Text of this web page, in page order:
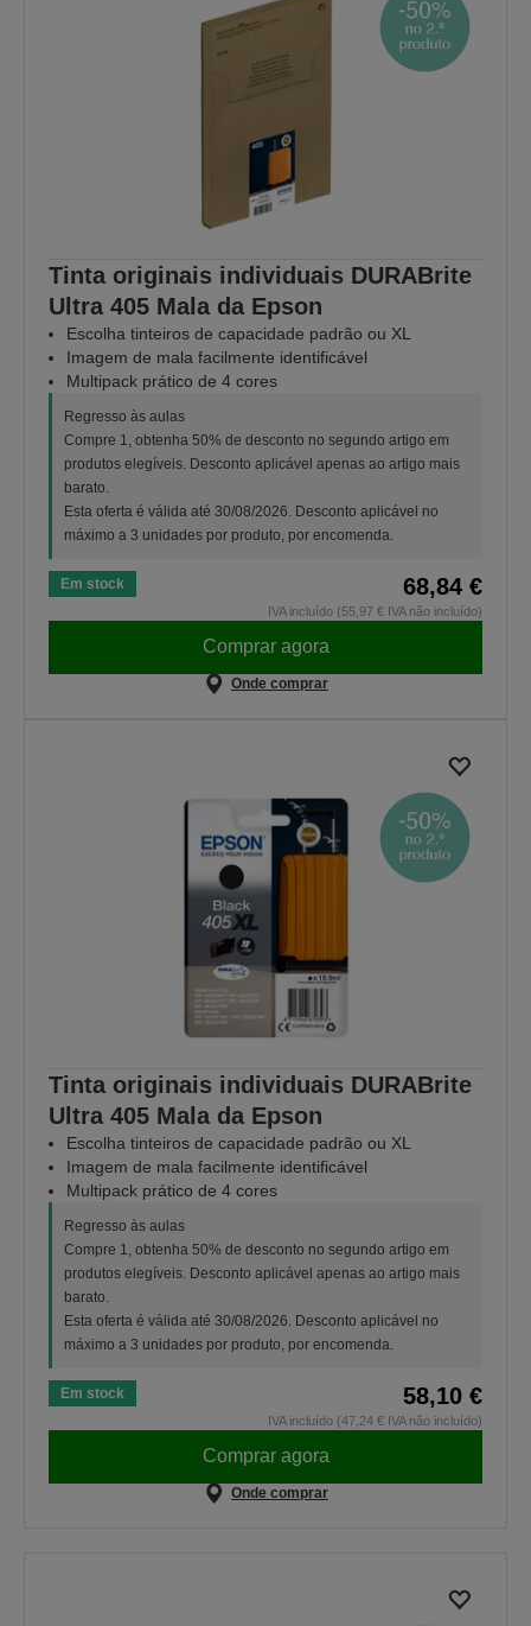
Tinta originais individuais DURABrite
Ultra 405 Mala da Epson
Escolha tinteiros de capacidade padrão ou XL
Imagem de mala facilmente identificável
Multipack prático de 4 cores
Regresso às aulas
Compre 1, obtenha 50% de desconto no segundo artigo em
produtos elegíveis. Desconto aplicável apenas ao artigo mais
barato.
Esta oferta é válida até 30/08/2026. Desconto aplicável no
máximo a 3 unidades por produto, por encomenda.
Em stock 68,84 €
IVA incluído (55,97 € IVA não incluído)
Comprar agora
Onde comprar
Tinta originais individuais DURABrite
Ultra 405 Mala da Epson
Escolha tinteiros de capacidade padrão ou XL
Imagem de mala facilmente identificável
Multipack prático de 4 cores
Regresso às aulas
Compre 1, obtenha 50% de desconto no segundo artigo em
produtos elegíveis. Desconto aplicável apenas ao artigo mais
barato.
Esta oferta é válida até 30/08/2026. Desconto aplicável no
máximo a 3 unidades por produto, por encomenda.
Em stock 58,10 €
IVA incluído (47,24 € IVA não incluído)
Comprar agora
Onde comprar